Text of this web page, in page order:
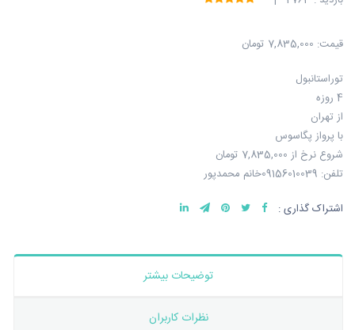
قیمت: 7,835,000 تومان
توراستانبول
4 روزه
از تهران
با پرواز پگاسوس
شروع نرخ از 7,835,000 تومان
تلفن: 09156010039خانم محمدپور
اشتراک گذاری :
توضیحات بیشتر
نظرات کاربران